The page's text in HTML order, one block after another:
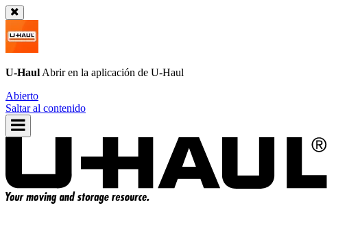
U-Haul Abrir en la aplicación de U-Haul
Abierto
Saltar al contenido